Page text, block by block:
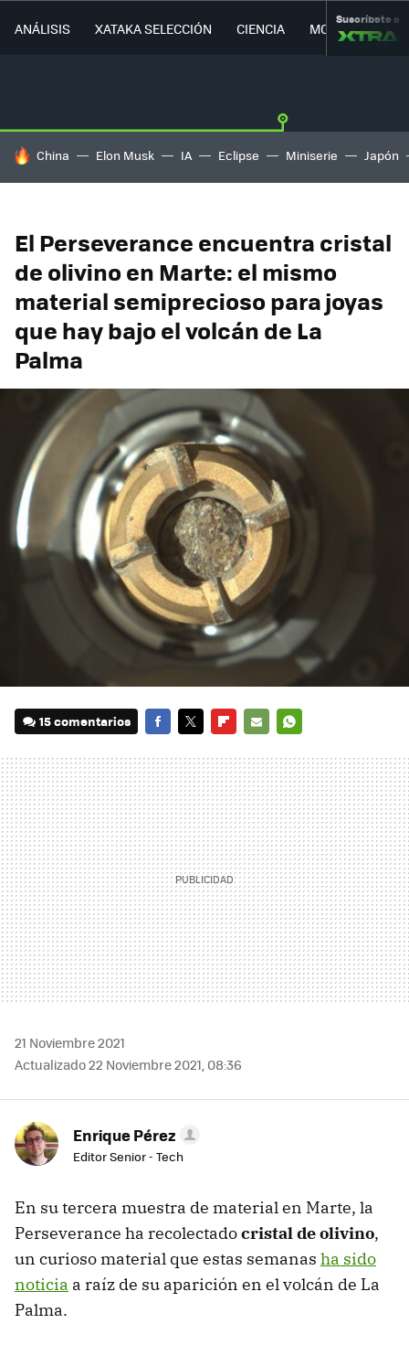
ANÁLISIS XATAKA SELECCIÓN CIENCIA MOVILIDAD
Suscríbete a
HOY SE HABLA DE
China Elon Musk IA Eclipse Miniserie Japón
El Perseverance encuentra cristal
de olivino en Marte: el mismo
material semiprecioso para joyas
que hay bajo el volcán de La
Palma
15 comentarios
MAIL
21 Noviembre 2021
Actualizado 22 Noviembre 2021, 08:36
Enrique Pérez
Editor Senior - Tech
En su tercera muestra de material en Marte, la
Perseverance ha recolectadocristal de olivino,
un curioso material que estas semanas ha sido
noticia a raíz de su aparición en el volcán de La
Palma.